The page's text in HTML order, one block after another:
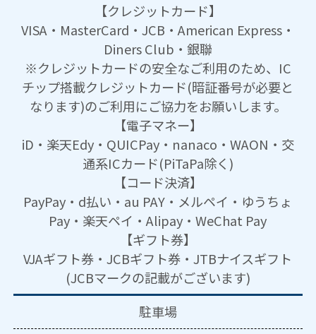
【クレジットカード】
VISA・MasterCard・JCB・American Express・
Diners Club・銀聯
※クレジットカードの安全なご利用のため、IC
チップ搭載クレジットカード(暗証番号が必要と
なります)のご利用にご協力をお願いします。
【電子マネー】
iD・楽天Edy・QUICPay・nanaco・WAON・交
通系ICカード(PiTaPa除く)
【コード決済】
PayPay・d払い・au PAY・メルペイ・ゆうちょ
Pay・楽天ペイ・Alipay・WeChat Pay
【ギフト券】
VJAギフト券・JCBギフト券・JTBナイスギフト
(JCBマークの記載がございます)
駐車場